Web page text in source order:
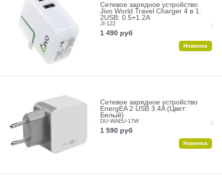
Сетевое зарядное устройство
Jivo World Travel Charger 4 в 1.
2USB: 0.5+1.2А
JI-122
1 490 руб
Новинка
Сетевое зарядное устройство
EnergEA 2 USB 3.4A (Цвет:
Белый)
DU-WAEU-17W
1 590 руб
Новинка